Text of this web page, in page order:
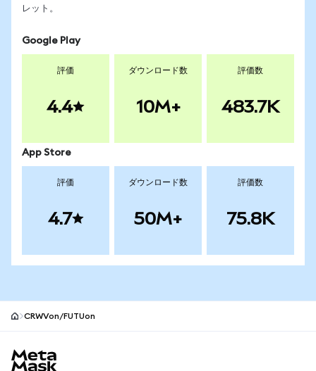
レット。
Google Play
評価
4.4
ダウンロード数
10M+
評価数
483.7K
App Store
評価
4.7
ダウンロード数
50M+
評価数
75.8K
CRWVon/FUTUon